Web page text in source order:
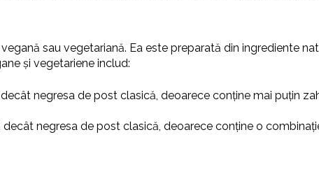
sau vegetariană. Ea este preparată din ingrediente
și vegetariene includ:
negresa de post clasică, deoarece conține mai puțin
negresa de post clasică, deoarece conține o